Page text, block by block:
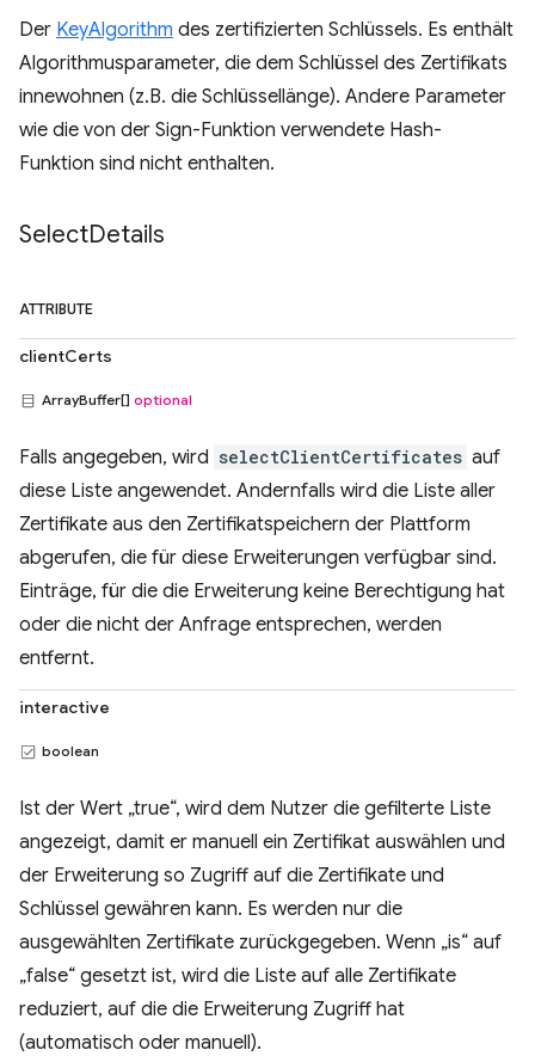
Der KeyAlgorithm des zertifizierten Schlüssels. Es enthält
Algorithmusparameter, die dem Schlüssel des Zertifikats
innewohnen (z.B. die Schlüssellänge). Andere Parameter
wie die von der Sign-Funktion verwendete Hash-
Funktion sind nicht enthalten.
SelectDetails
ATTRIBUTE
clientCerts
ArrayBuffer[] optional
Falls angegeben, wird selectClientCertificates auf
diese Liste angewendet. Andernfalls wird die Liste aller
Zertifikate aus den Zertifikatspeichern der Plattform
abgerufen, die für diese Erweiterungen verfügbar sind.
Einträge, für die die Erweiterung keine Berechtigung hat
oder die nicht der Anfrage entsprechen, werden
entfernt.
interactive
boolean
Ist der Wert „true“, wird dem Nutzer die gefilterte Liste
angezeigt, damit er manuell ein Zertifikat auswählen und
der Erweiterung so Zugriff auf die Zertifikate und
Schlüssel gewähren kann. Es werden nur die
ausgewählten Zertifikate zurückgegeben. Wenn „is“ auf
„false“ gesetzt ist, wird die Liste auf alle Zertifikate
reduziert, auf die die Erweiterung Zugriff hat
(automatisch oder manuell).